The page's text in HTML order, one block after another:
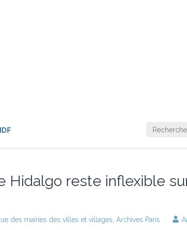
Hidalgo reste inflexible
des mairies des villes et villages Archives Paris